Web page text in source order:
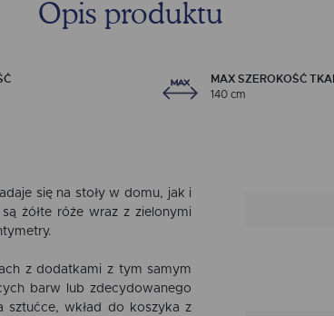
Opis produktu
MAX SZEROKOŚĆ
140 cm
się na stoły w domu, jak i
żółte róże wraz z zielonymi
z dodatkami z tym samym
barw lub zdecydowanego
sztućce, wkład do koszyka z